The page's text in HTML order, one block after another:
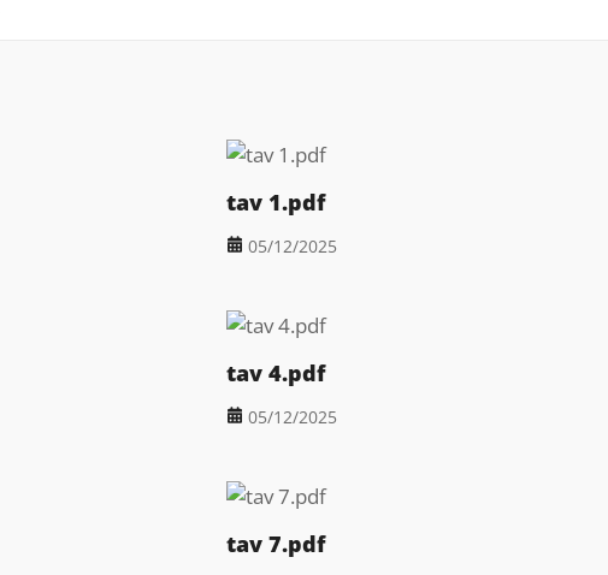
tav 1.pdf
05/12/2025
tav 4.pdf
05/12/2025
tav 7.pdf